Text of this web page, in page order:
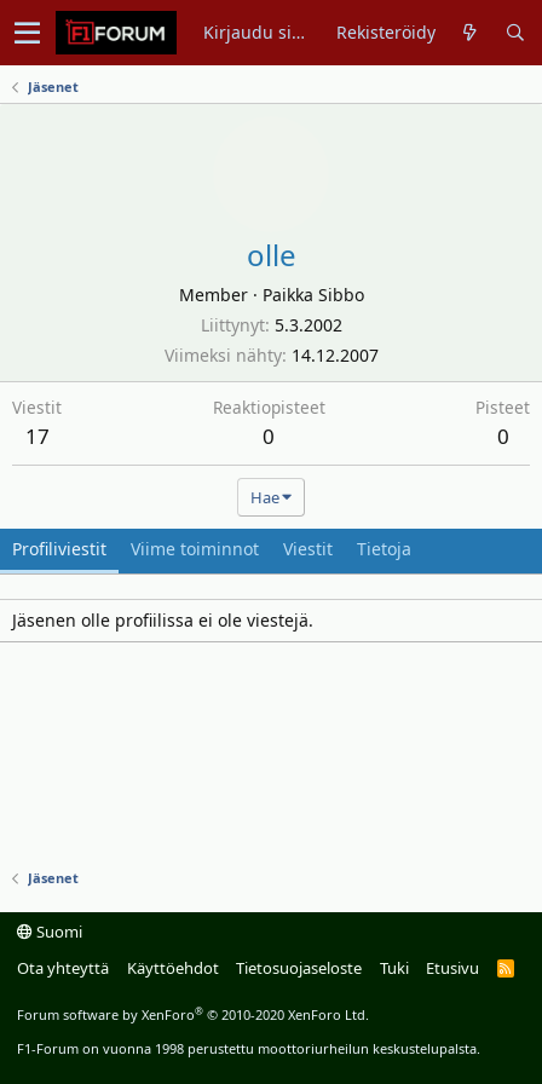
Kirjaudu sisään Rekisteröidy
Jäsenet
olle
Member · Paikka Sibbo
Liittynyt 5.3.2002
Viimeksi nähty 14.12.2007
Viestit
17
Reaktiopisteet
0
Pisteet
0
Hae
Profiliviestit Viime toiminnot Viestit Tietoja
Jäsenen olle profiilissa ei ole viestejä.
Jäsenet
Suomi
Ota yhteyttä
Käyttöehdot Tietosuojaseloste Tuki Etusivu
R
Forum software by XenForo® © 2010-2020 XenForo Ltd.
F1-Forum on vuonna 1998 perustettu moottoriurheilun keskustelupalsta.